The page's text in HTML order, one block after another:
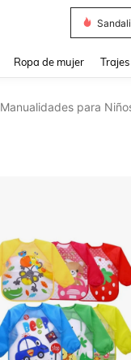
Tops
Ropa de mujer
Manualidades para